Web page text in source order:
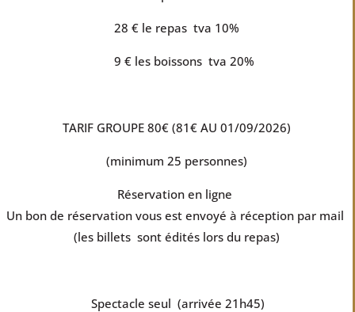
28 € le repas tva 10%
9 € les boissons tva 20%
TARIF GROUPE 80€ (81€ AU 01/09/2026)
(minimum 25 personnes)
Réservation en ligne
Un bon de réservation vous est envoyé à réception par mail
(les billets sont édités lors du repas)
Spectacle seul (arrivée 21h45)